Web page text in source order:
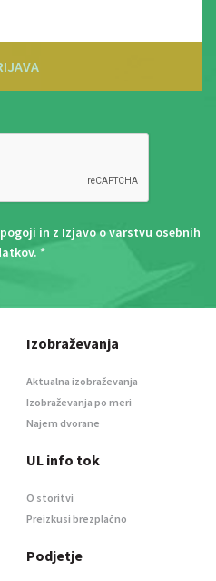
in z Izjavo o varstvu osebnih
. *
Izobraževanja
Aktualna izobraževanja
Izobraževanja po meri
Najem dvorane
UL info tok
O storitvi
Preizkusi brezplačno
Podjetje